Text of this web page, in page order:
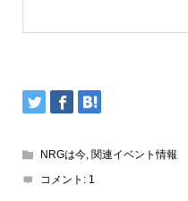
NRGは今, 関連イベント情報
コメント: 1